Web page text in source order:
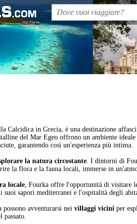
.COM
Calcidica in Grecia, è una destinazione
del Mar Egeo offrono un ambiente
garantendo così un'esperienza più intima.
la natura circostante. I dintorni di
la flora e la fauna locali, immerse in
locale, Fourka offre l'opportunità di visitare
suoi sapori mediterranei e l'ospitalità degli
possono avventurarsi neivillaggi vicini per
passato.